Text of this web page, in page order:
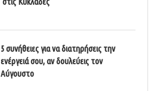
5 συνήθειες για να διατηρήσεις την
ενέργειά σου, αν δουλεύεις τον
Αύγουστο